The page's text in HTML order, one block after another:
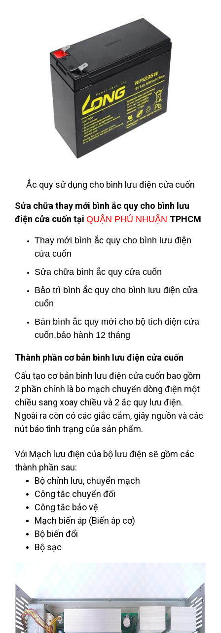
Ắc quy sử dụng cho bình lưu điện cửa cuốn
Sửa chữa thay mới bình ắc quy cho bình lưu
điện cửa cuốn tại QUẬN PHÚ NHUẬN TPHCM
Thay mới bình ắc quy cho bình lưu điện
cửa cuốn
Sửa chữa bình ắc quy cửa cuốn
Bảo trì bình ắc quy cho bình lưu điện cửa
cuốn
Bán bình ắc quy mới cho bộ tích điện cửa
cuốn,bảo hành 12 tháng
Thành phần cơ bản bình lưu điện cửa cuốn
Cấu tạo cơ bản bình lưu điện cửa cuốn bao gồm
2 phần chính là bo mạch chuyển dòng điện một
chiều sang xoay chiều và 2 ắc quy lưu điện.
Ngoài ra còn có các giắc cắm, giây nguồn và các
nút báo tình trạng của sản phẩm.
Với Mạch lưu điện của bộ lưu điện sẽ gồm các
thành phần sau:
Bộ chỉnh lưu, chuyển mạch
Công tắc chuyển đổi
Công tắc bảo vệ
Mạch biến áp (Biến áp cơ)
Bộ biến đổi
Bộ sạc